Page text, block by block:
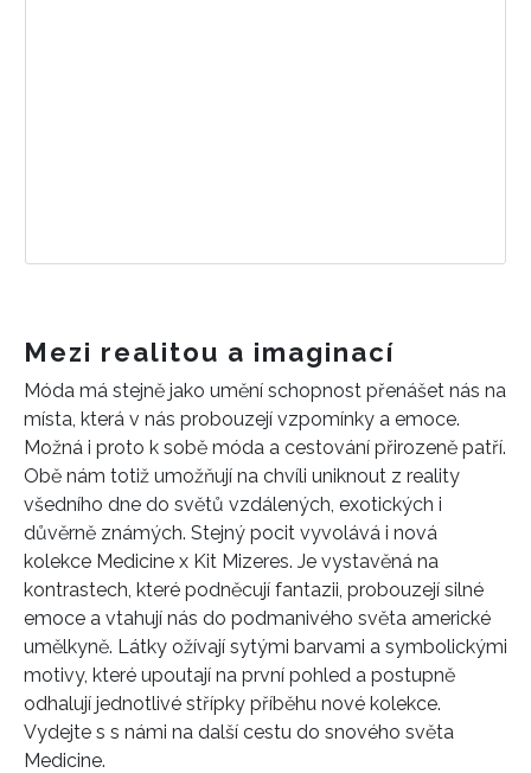
Mezi realitou a imaginací
Móda má stejně jako umění schopnost přenášet nás na
místa, která v nás probouzejí vzpomínky a emoce.
Možná i proto k sobě móda a cestování přirozeně patří.
Obě nám totiž umožňují na chvíli uniknout z reality
všedního dne do světů vzdálených, exotických i
důvěrně známých. Stejný pocit vyvolává i nová
kolekce Medicine x Kit Mizeres. Je vystavěná na
kontrastech, které podněcují fantazii, probouzejí silné
emoce a vtahují nás do podmanivého světa americké
umělkyně. Látky ožívají sytými barvami a symbolickými
motivy, které upoutají na první pohled a postupně
odhalují jednotlivé střípky příběhu nové kolekce.
Vydejte s s námi na další cestu do snového světa
Medicine.